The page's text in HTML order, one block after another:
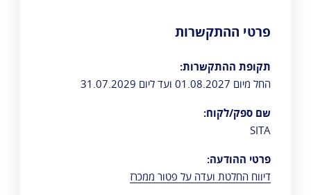
פרטי ההתקשרות
תקופת ההתקשרות:
החל מיום 01.08.2027 ועד ליום 31.07.2029
שם ספק/לקוח:
SITA
פרטי ההודעה:
דיווח החלטת ועדה על פטור ממכרז